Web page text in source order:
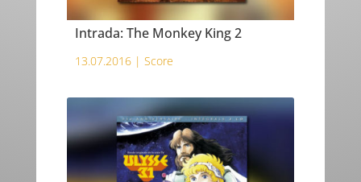
Intrada: The Monkey King 2
13.07.2016 | Score